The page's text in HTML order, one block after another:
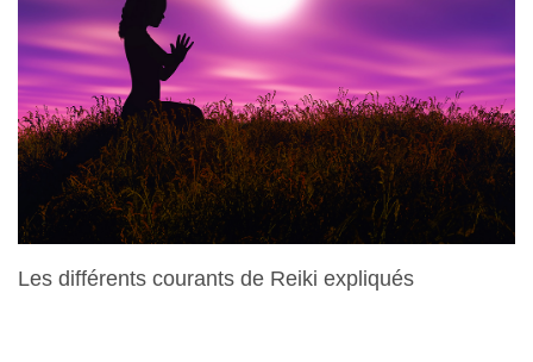
Les différents courants de Reiki expliqués